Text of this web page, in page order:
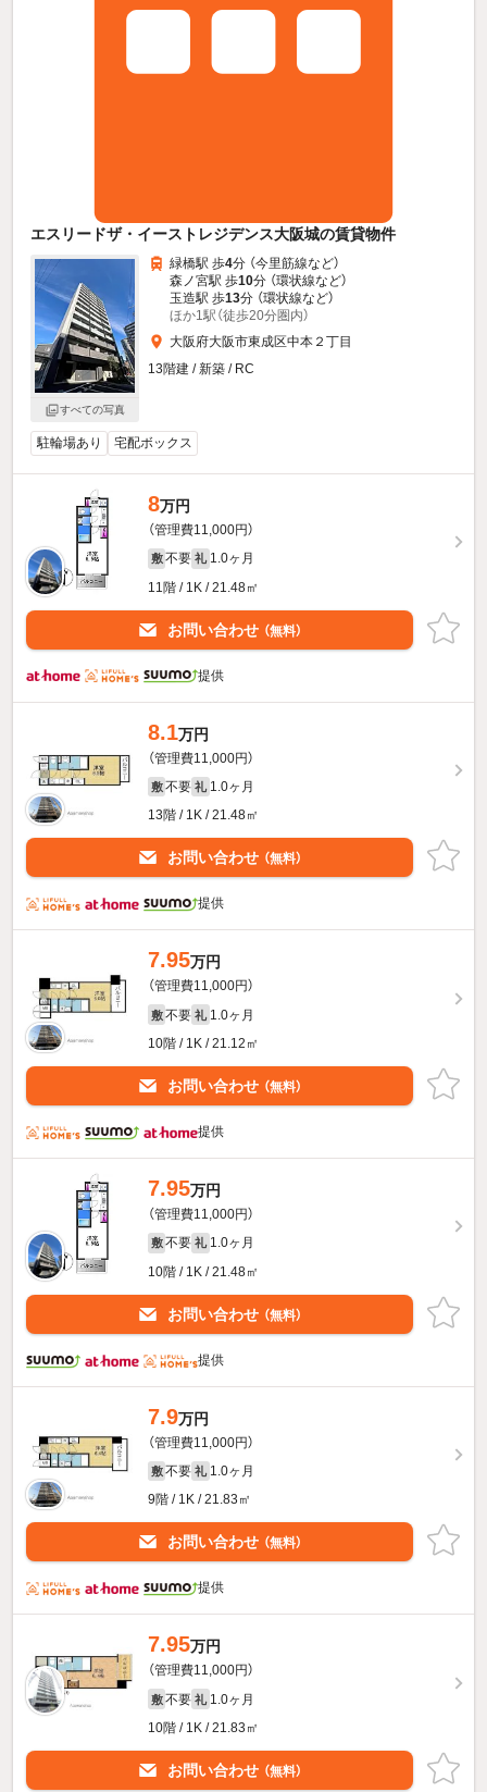
エスリードザ・イーストレジデンス大阪城の賃貸物件
すべての写真
緑橋駅 歩4分 （今里筋線など）
森ノ宮駅 歩10分 （環状線など）
玉造駅 歩13分 （環状線など）
ほか1駅（徒歩20分圏内）
大阪府大阪市東成区中本２丁目
13階建 / 新築 / RC
駐輪場あり 宅配ボックス
8万円
（管理費11,000円）
敷 不要 礼 1.0ヶ月
11階 / 1K / 21.48㎡
お問い合わせ （無料）
提供
8.1万円
（管理費11,000円）
敷 不要 礼 1.0ヶ月
13階 / 1K / 21.48㎡
お問い合わせ （無料）
提供
7.95万円
（管理費11,000円）
敷 不要 礼 1.0ヶ月
10階 / 1K / 21.12㎡
お問い合わせ （無料）
提供
7.95万円
（管理費11,000円）
敷 不要 礼 1.0ヶ月
10階 / 1K / 21.48㎡
お問い合わせ （無料）
提供
7.9万円
（管理費11,000円）
敷 不要 礼 1.0ヶ月
9階 / 1K / 21.83㎡
お問い合わせ （無料）
提供
7.95万円
（管理費11,000円）
敷 不要 礼 1.0ヶ月
10階 / 1K / 21.83㎡
お問い合わせ （無料）